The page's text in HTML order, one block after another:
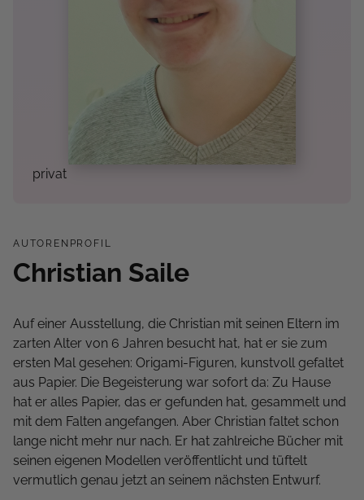
privat
AUTORENPROFIL
Christian Saile
Auf einer Ausstellung, die Christian mit seinen Eltern im
zarten Alter von 6 Jahren besucht hat, hat er sie zum
ersten Mal gesehen: Origami-Figuren, kunstvoll gefaltet
aus Papier. Die Begeisterung war sofort da: Zu Hause
hat er alles Papier, das er gefunden hat, gesammelt und
mit dem Falten angefangen. Aber Christian faltet schon
lange nicht mehr nur nach. Er hat zahlreiche Bücher mit
seinen eigenen Modellen veröffentlicht und tüftelt
vermutlich genau jetzt an seinem nächsten Entwurf.